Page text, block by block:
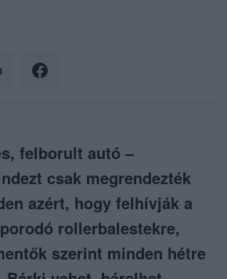
felborult autó –
csak megrendezték
azért, hogy felhívják a
rollerbalestekre,
szerint minden hétre